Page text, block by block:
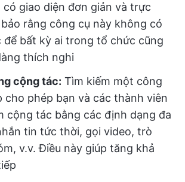
có giao diện đơn giản và trực
rằng công cụ này không có
để bất kỳ ai trong tổ chức cũng
thích nghi
cộng tác: Tìm kiếm một công
cho phép bạn và các thành viên
cộng tác bằng các định dạng đa
tin tức thời, gọi video, trò
v.v. Điều này giúp tăng khả